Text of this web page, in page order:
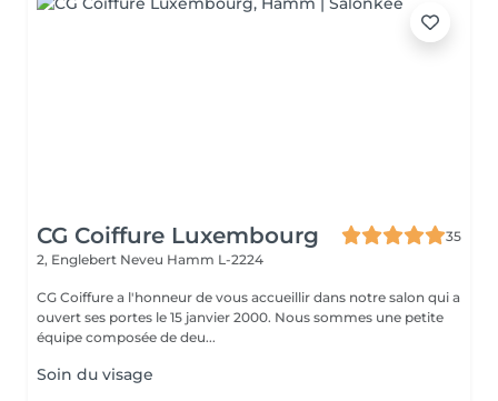
CG Coiffure Luxembourg
35
2, Englebert Neveu Hamm L-2224
CG Coiffure a l'honneur de vous accueillir dans notre salon qui a
ouvert ses portes le 15 janvier 2000. Nous sommes une petite
équipe composée de deu...
Soin du visage